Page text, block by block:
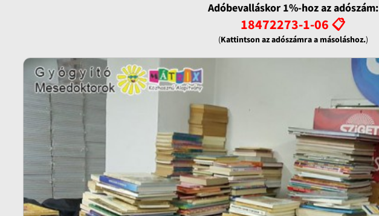
Adóbevalláskor 1%-hoz az adószám:
18472273-1-06 📋
(Kattintson az adószámra a másoláshoz.)